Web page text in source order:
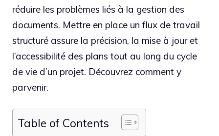
réduire les problèmes liés à la gestion des
documents. Mettre en place un flux de travail
structuré assure la précision, la mise à jour et
l’accessibilité des plans tout au long du cycle
de vie d’un projet. Découvrez comment y
parvenir.
Table of Contents